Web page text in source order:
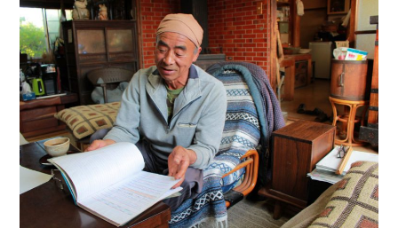
Line
Copy URL